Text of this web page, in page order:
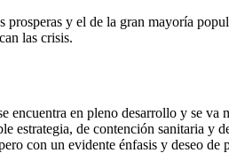
y el de la gran mayoría
las crisis.
en pleno desarrollo y se
estrategia, de contención sanitaria y
con un evidente énfasis y deseo